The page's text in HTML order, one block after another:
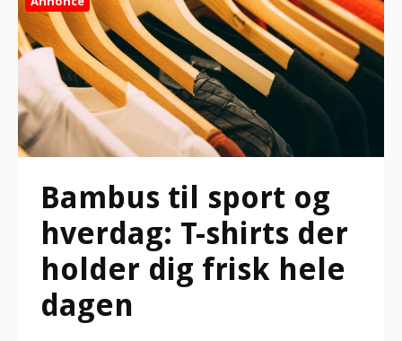
Bambus til sport og
hverdag: T-shirts der
holder dig frisk hele
dagen